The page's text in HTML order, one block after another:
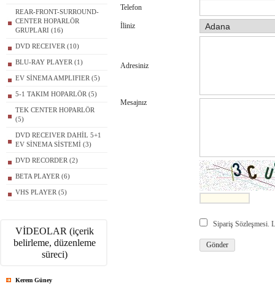
REAR-FRONT-SURROUND-
CENTER HOPARLÖR
GRUPLARI (16)
DVD RECEIVER (10)
BLU-RAY PLAYER (1)
EV SİNEMA AMPLIFIER (5)
5-1 TAKIM HOPARLÖR (5)
TEK CENTER HOPARLÖR
(5)
DVD RECEIVER DAHİL 5+1
EV SİNEMA SİSTEMİ (3)
DVD RECORDER (2)
BETA PLAYER (6)
VHS PLAYER (5)
VİDEOLAR (içerik
belirleme, düzenleme
süreci)
Kerem Güney
Telefon
İliniz
Adresiniz
Mesajnız
Sipariş